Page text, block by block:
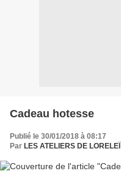
Cadeau hotesse
Publié le 30/01/2018 à 08:17
Par LES ATELIERS DE LORELEÏ